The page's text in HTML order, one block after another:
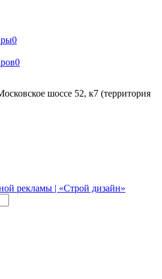
0
0
шоссе 52, к7 (территория